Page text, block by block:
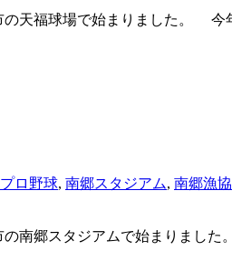
天福球場で始まりました。
プロ野球, 南郷スタジアム, 南郷漁協
南郷スタジアムで始まりまし